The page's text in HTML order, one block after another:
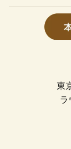
東